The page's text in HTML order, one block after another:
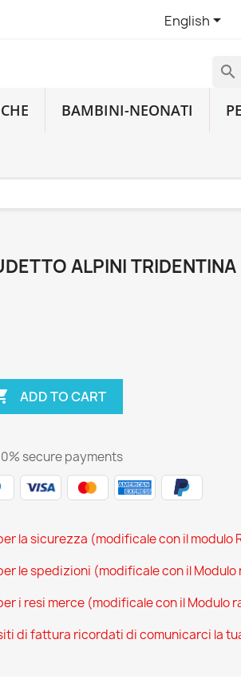
English
search
BAMBINI-NEONATI
ALPINI TRIDENTINA
ADD TO CART
secure payments
la sicurezza (modificale con il modulo
le spedizioni (modificale con il
i resi merce (modificale con il Modulo
di fattura ricordati di comunicarci la tua